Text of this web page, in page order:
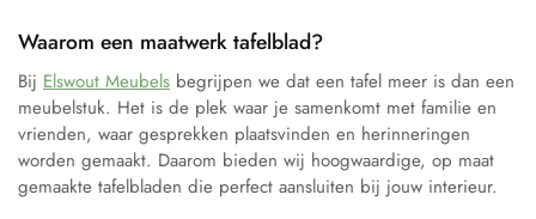
Waarom een maatwerk tafelblad?
Bij Elswout Meubels begrijpen we dat een tafel meer is dan een
meubelstuk. Het is de plek waar je samenkomt met familie en
vrienden, waar gesprekken plaatsvinden en herinneringen
worden gemaakt. Daarom bieden wij hoogwaardige, op maat
gemaakte tafelbladen die perfect aansluiten bij jouw interieur.